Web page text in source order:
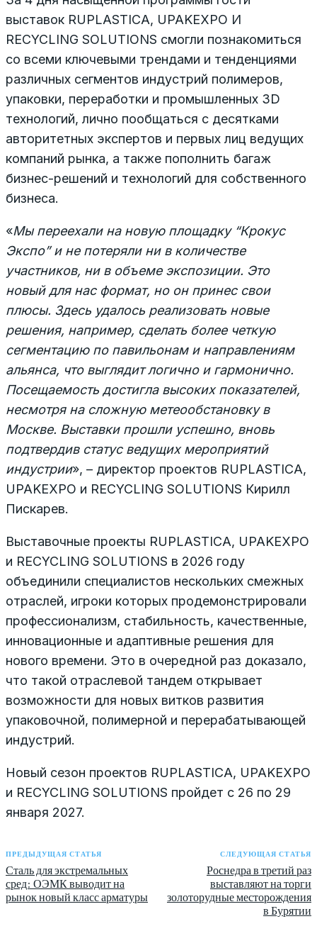
выставок RUPLASTICA, UPAKEXPO И
RECYCLING SOLUTIONS смогли познакомиться
со всеми ключевыми трендами и тенденциями
различных сегментов индустрий полимеров,
упаковки, переработки и промышленных 3D
технологий, лично пообщаться с десятками
авторитетных экспертов и первых лиц ведущих
компаний рынка, а также пополнить багаж
бизнес-решений и технологий для собственного
бизнеса.
«Мы переехали на новую площадку “Крокус
Экспо” и не потеряли ни в количестве
участников, ни в объеме экспозиции. Это
новый для нас формат, но он принес свои
плюсы. Здесь удалось реализовать новые
решения, например, сделать более четкую
сегментацию по павильонам и направлениям
альянса, что выглядит логично и гармонично.
Посещаемость достигла высоких показателей,
несмотря на сложную метеообстановку в
Москве. Выставки прошли успешно, вновь
подтвердив статус ведущих мероприятий
индустрии», – ­­­директор проектов RUPLASTICA,
UPAKEXPO и RECYCLING SOLUTIONS Кирилл
Пискарев.
Выставочные проекты RUPLASTICA, UPAKEXPO
и RECYCLING SOLUTIONS в 2026 году
объединили специалистов нескольких смежных
отраслей, игроки которых продемонстрировали
профессионализм, стабильность, качественные,
инновационные и адаптивные решения для
нового времени. Это в очередной раз доказало,
что такой отраслевой тандем открывает
возможности для новых витков развития
упаковочной, полимерной и перерабатывающей
индустрий.
Новый сезон проектов RUPLASTICA, UPAKEXPO
и RECYCLING SOLUTIONS пройдет с 26 по 29
января 2027.
ПРЕДЫДУЩАЯ СТАТЬЯ
Сталь для экстремальных
сред: ОЭМК выводит на
рынок новый класс арматуры
СЛЕДУЮЩАЯ СТАТЬЯ
Роснедра в третий раз
выставляют на торги
золоторудные месторождения
в Бурятии